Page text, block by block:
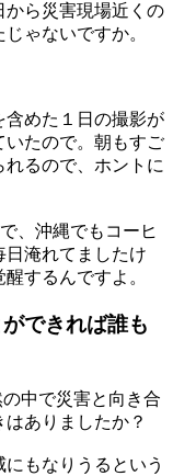
から災害現場近くの
ゃないですか。
めた１日の撮影が
いたので。朝もすご
れるので、ホントに
、沖縄でもコーヒ
日淹れてましたけ
するんですよ。
できれば誰も
中で災害と向き合
ありましたか？
もなりうるという